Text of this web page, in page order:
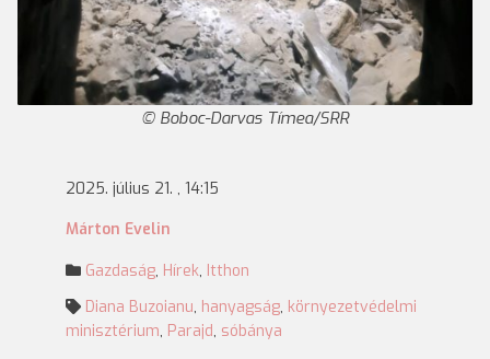
Boboc-Darvas Tímea/SRR
2025. július 21. , 14:15
Márton Evelin
Gazdaság, Hírek, Itthon
Diana Buzoianu, hanyagság, környezetvédelmi
minisztérium, Parajd, sóbánya